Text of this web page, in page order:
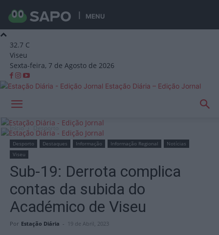
MENU
32.7 C
Viseu
Sexta-feira, 7 de Agosto de 2026
Estação Diária – Edição Jornal
Início Desporto
Desporto Destaques Informação Informação Regional
Notícias
Viseu
Sub-19: Derrota complica
contas da subida do
Académico de Viseu
Por Estação Diária - 19 de Abril, 2023